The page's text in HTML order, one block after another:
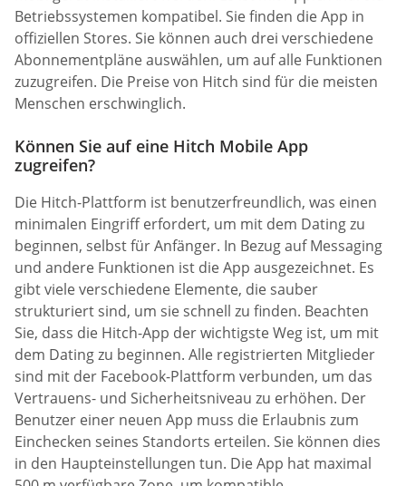
Betriebssystemen kompatibel. Sie finden die App in
offiziellen Stores. Sie können auch drei verschiedene
Abonnementpläne auswählen, um auf alle Funktionen
zuzugreifen. Die Preise von Hitch sind für die meisten
Menschen erschwinglich.
Können Sie auf eine Hitch Mobile App
zugreifen?
Die Hitch-Plattform ist benutzerfreundlich, was einen
minimalen Eingriff erfordert, um mit dem Dating zu
beginnen, selbst für Anfänger. In Bezug auf Messaging
und andere Funktionen ist die App ausgezeichnet. Es
gibt viele verschiedene Elemente, die sauber
strukturiert sind, um sie schnell zu finden. Beachten
Sie, dass die Hitch-App der wichtigste Weg ist, um mit
dem Dating zu beginnen. Alle registrierten Mitglieder
sind mit der Facebook-Plattform verbunden, um das
Vertrauens- und Sicherheitsniveau zu erhöhen. Der
Benutzer einer neuen App muss die Erlaubnis zum
Einchecken seines Standorts erteilen. Sie können dies
in den Haupteinstellungen tun. Die App hat maximal